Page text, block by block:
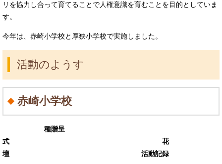
リを協力し合って育てることで人権意識を育むことを目的としていま
す。
今年は、赤崎小学校と厚狭小学校で実施しました。
活動のようす
赤崎小学校
種贈呈
式 花
壇 活動記録